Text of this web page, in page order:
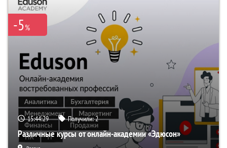
-5%
15:44:29 Получили:2
Различные курсы от онлайн-академии «Эдюсон»